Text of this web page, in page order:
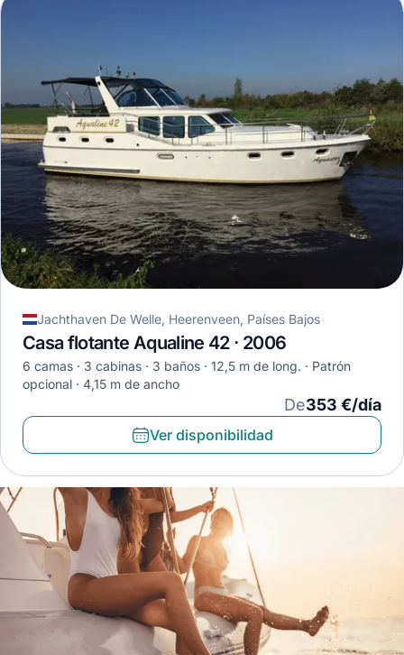
Jachthaven De Welle, Heerenveen, Países Bajos
Casa flotante Aqualine 42 · 2006
6 camas 3 cabinas 3 baños 12,5 m de long.
Patrón
opcional
4,15 m de ancho
De353 €/día
Ver disponibilidad